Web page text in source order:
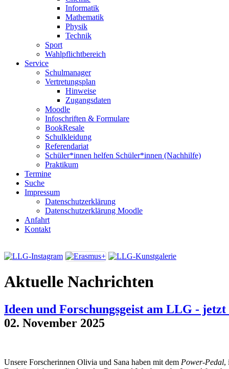
Informatik
Mathematik
Physik
Technik
Sport
Wahlpflichtbereich
Service
Schulmanager
Vertretungsplan
Hinweise
Zugangsdaten
Moodle
Infoschriften & Formulare
BookResale
Schulkleidung
Referendariat
Schüler*innen helfen Schüler*innen (Nachhilfe)
Praktikum
Termine
Suche
Impressum
Datenschutzerklärung
Datenschutzerklärung Moodle
Anfahrt
Kontakt
Aktuelle Nachrichten
Ideen und Forschungsgeist am LLG -
02. November 2025
Unsere Forscherinnen Olivia und Sana haben mit dem Power-Pedal,